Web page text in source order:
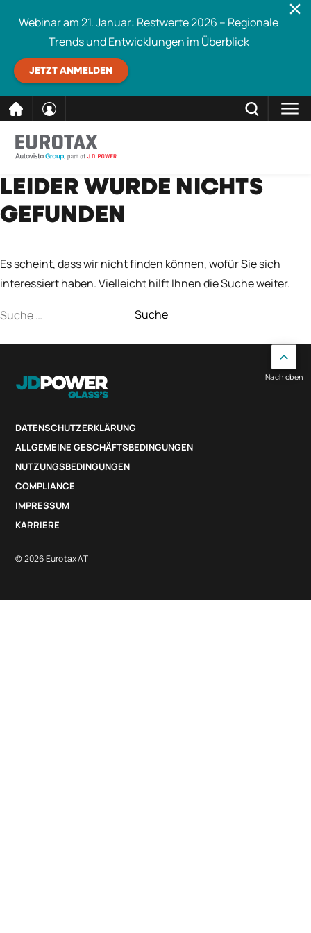
direkt
zum
Inhalt
Webinar am 21. Januar: Restwerte 2026 – Regionale
Trends und Entwicklungen im Überblick
JETZT ANMELDEN
Eurotax durchsuchen SCHLIESSEN
LEIDER WURDE NICHTS
GEFUNDEN
Es scheint, dass wir nicht finden können, wofür Sie sich
interessiert haben. Vielleicht hilft Ihnen die Suche weiter.
Suche
DATENSCHUTZERKLÄRUNG
ALLGEMEINE GESCHÄFTSBEDINGUNGEN
NUTZUNGSBEDINGUNGEN
COMPLIANCE
IMPRESSUM
KARRIERE
© 2026 Eurotax AT
Nach oben